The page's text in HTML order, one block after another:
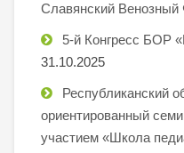
Славянский Венозный
5-й Конгресс БОР
31.10.2025
Республиканский
ориентированный
участием «Школа